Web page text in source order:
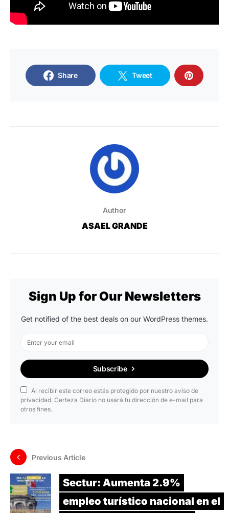
Share Tweet
Author
ASAEL GRANDE
Sign Up for Our Newsletters
Get notified of the best deals on our WordPress themes.
Subscribe
Al recibir este correo estás protegido por nuestro aviso de
privacidad. Certeza Diario no usará tu dirección de e-mail para
otros fines.
Previous Article
Sectur: Aumenta 2.9%
empleo turístico nacional en el